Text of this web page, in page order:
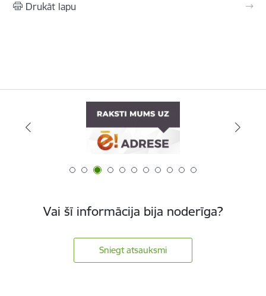
Drukāt lapu
Vai šī informācija bija noderīga?
Sniegt atsauksmi